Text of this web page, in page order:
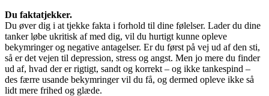
Du faktatjekker.
Du øver dig i at tjekke fakta i forhold til dine følelser. Lader du dine
tanker løbe ukritisk af med dig, vil du hurtigt kunne opleve
bekymringer og negative antagelser. Er du først på vej ud af den sti,
så er det vejen til depression, stress og angst. Men jo mere du finder
ud af, hvad der er rigtigt, sandt og korrekt – og ikke tankespind –
des færre usande bekymringer vil du få, og dermed opleve ikke så
lidt mere frihed og glæde.